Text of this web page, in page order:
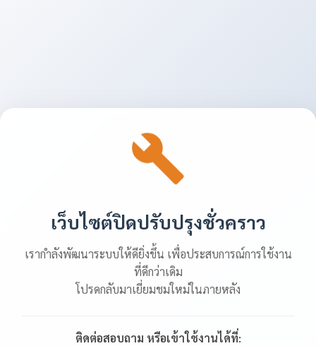
เว็บไซต์ปิดปรับปรุงชั่วคราว
เรากำลังพัฒนาระบบให้ดียิ่งขึ้น เพื่อประสบการณ์การใช้งาน
ที่ดีกว่าเดิม
โปรดกลับมาเยี่ยมชมใหม่ในภายหลัง
ติดต่อสอบถาม หรือเข้าใช้งานได้ที่: